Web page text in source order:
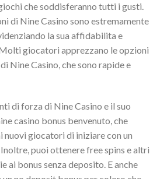
che soddisferanno tutti i gusti.
di Nine Casino sono estremamente
la sua affidabilita e
giocatori apprezzano le opzioni
Nine Casino, che sono rapide e
di forza di Nine Casino e il suo
casino bonus benvenuto, che
nuovi giocatori di iniziare con un
puoi ottenere free spins e altri
ai bonus senza deposito. E anche